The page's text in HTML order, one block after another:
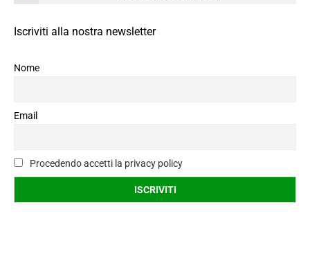
Iscriviti alla nostra newsletter
Nome
Email
Procedendo accetti la privacy policy